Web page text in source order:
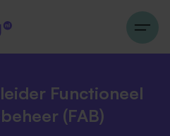
Functioneel
(FAB)